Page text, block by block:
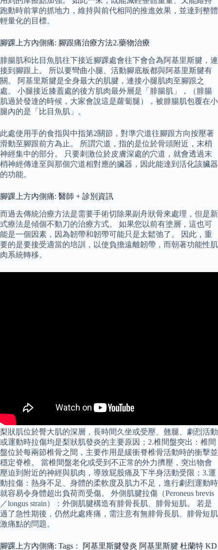
跑動時前掌的抓地力，維持與前代相同的推進效果，並達到整體
輕量化的目標。
腳踝上方內側痛: 腳跟痛治療方法2.藥物治療
腓腸肌和比目魚肌往下接近腳踝處會往下會合為阿基里斯腱，連
接到腳跟上。 所以要彎曲小腿、活動腳底板都與阿基里斯腱有
關。 阿基里斯腱是全身最大的肌腱，連接小腿肌肉至腳跟之
處。 小腿接近膝蓋處的後方肌肉最外層是「腓腸肌」，（腓腸
肌過於發達的時候，大家會說這是蘿蔔腿），被腓腸肌包覆在小
腿內的是「比目魚肌」。
此處使用手的食指與中指第2關節，對準穴道往腳跟方向按壓著
滑動至腳跟前方為止。 所謂穴道，指的是位於骨頭附近，末梢
神經集中的部分。 只要刺激位於皮膚深處的穴道，就會透過末
梢神經傳達至與那個穴道相對應的臟器，因此能達到活化該臟器
的功能。
腳踝上方內側痛: 醫師 + 診別資訊
而過去傳統治療方法是需要手術切除果副舟狀骨來處理，但是新
式療法是傾個不動刀的治療方式。 如果您以前有塗層，這也可
能是一個因素，因為韌帶和韌帶可能只是太鬆弛了。 因此，重
要的是要接受適當的培訓，以使負擔遠離韌帶，而朝著功能性肌
肉系統轉移。
梨狀肌位於臀大肌的深層，長時間久坐或受壓、翹腿、劇烈活動
或運動時拉傷均是梨狀肌發炎的主要原因；2.椎間盤突出：椎間
盤位於每兩節椎骨之間，主要作用是緩衝脊椎骨活動時的衝擊並
穩定脊椎。 當椎間盤老化或受到不正常的外力擠壓，突出物會
壓迫到附近的神經與肌肉，導致屁股痛及下半身活動受限；3.運
動拉傷：熱身不足、身體的柔軟度及肌力不足，進行劇烈運動時
就容易令身體超出負荷而受傷。 外側肌腱拉傷（Peroneus brevis
／longus strain）：外側肌腱構造有腓骨長肌、腓骨短肌。 若是
過了急性期後，仍然此處疼痛，需注意有無腓骨長肌、腓骨短肌
激痛點的問題。
腳踝上方內側痛: Tags： 阿基里斯腱發炎 阿基里斯腱 杜蘭特 KD